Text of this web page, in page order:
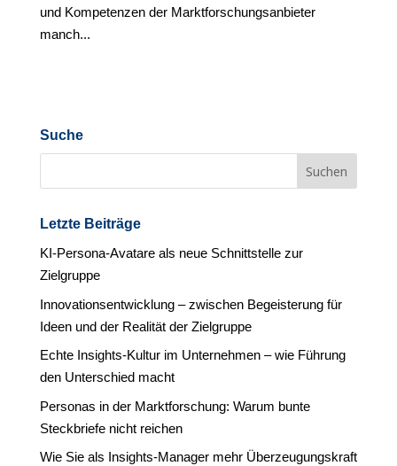
und Kompetenzen der Marktforschungsanbieter
manch...
Suche
Letzte Beiträge
KI-Persona-Avatare als neue Schnittstelle zur
Zielgruppe
Innovationsentwicklung – zwischen Begeisterung für
Ideen und der Realität der Zielgruppe
Echte Insights-Kultur im Unternehmen – wie Führung
den Unterschied macht
Personas in der Marktforschung: Warum bunte
Steckbriefe nicht reichen
Wie Sie als Insights-Manager mehr Überzeugungskraft